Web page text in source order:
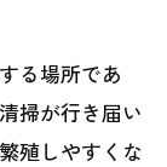
る場所であ
掃が行き届い
殖しやすくな